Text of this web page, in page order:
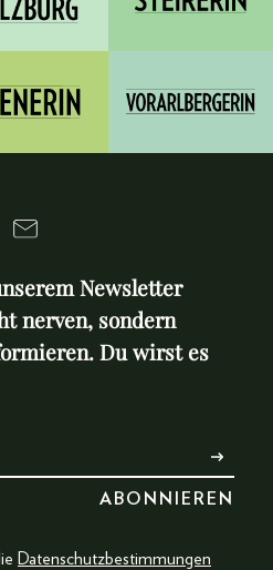
Newsletter
nerven, sondern
Du wirst es
Datenschutzbestimmungen